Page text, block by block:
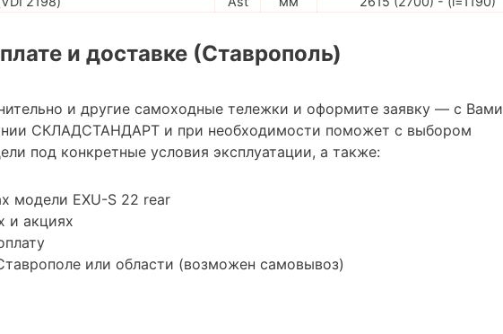
и доставке (Ставрополь)
и другие самоходные тележки и оформите заявку — с Вами
СКЛАДСТАНДАРТ и при необходимости поможет с выбором
под конкретные условия эксплуатации, а также:
модели EXU-S 22 rear
и акциях
или области (возможен самовывоз)